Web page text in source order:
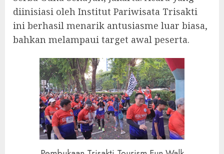
diinisiasi oleh Institut Pariwisata Trisakti
ini berhasil menarik antusiasme luar biasa,
bahkan melampaui target awal peserta.